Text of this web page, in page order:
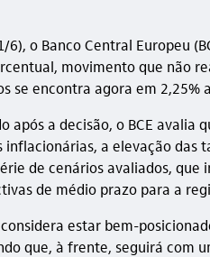
o Banco Central Europeu
movimento que não
se encontra agora em 2,25%
após a decisão, o BCE avalia
a elevação das
de cenários avaliados, que
de médio prazo para a
estar bem-
que, à frente, seguirá com